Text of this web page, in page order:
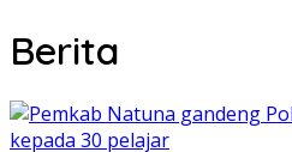
Berita